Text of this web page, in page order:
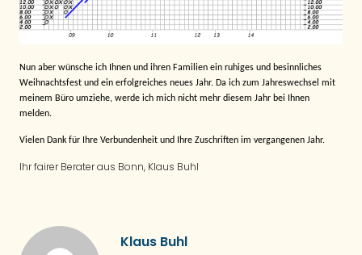
Nun aber wünsche ich Ihnen und ihren Familien ein ruhiges und besinnliches
Weihnachtsfest und ein erfolgreiches neues Jahr. Da ich zum Jahreswechsel mit
meinem Büro umziehe, werde ich mich nicht mehr diesem Jahr bei Ihnen
melden.
Vielen Dank für Ihre Verbundenheit und Ihre Zuschriften im vergangenen Jahr.
Ihr fairer Berater aus Bonn, Klaus Buhl
Klaus Buhl